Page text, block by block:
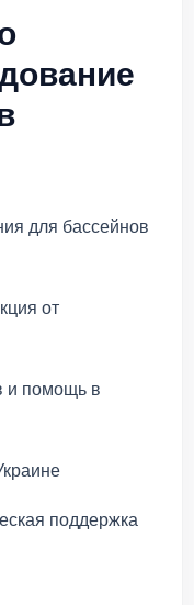
для бассейнов
от
и помощь в
поддержка